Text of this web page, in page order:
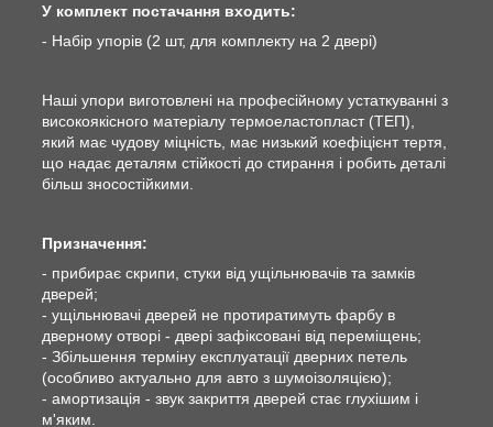
У комплект постачання входить:
- Набір упорів (2 шт, для комплекту на 2 двері)
Наші упори виготовлені на професійному устаткуванні з
високоякісного матеріалу термоеластопласт (ТЕП),
який має чудову міцність, має низький коефіцієнт тертя,
що надає деталям стійкості до стирання і робить деталі
більш зносостійкими.
Призначення:
- прибирає скрипи, стуки від ущільнювачів та замків
дверей;
- ущільнювачі дверей не протиратимуть фарбу в
дверному отворі - двері зафіксовані від переміщень;
- Збільшення терміну експлуатації дверних петель
(особливо актуально для авто з шумоізоляцією);
- амортизація - звук закриття дверей стає глухішим і
м'яким.